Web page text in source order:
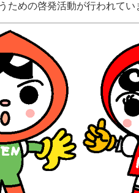
めの啓発活動が行われてい